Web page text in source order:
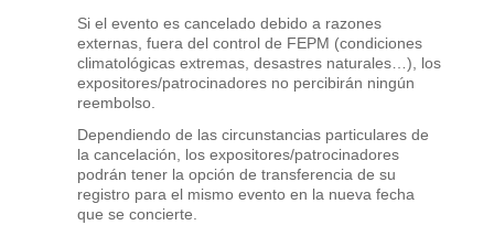
Si el evento es cancelado debido a razones
externas, fuera del control de FEPM (condiciones
climatológicas extremas, desastres naturales…), los
expositores/patrocinadores no percibirán ningún
reembolso.
Dependiendo de las circunstancias particulares de
la cancelación, los expositores/patrocinadores
podrán tener la opción de transferencia de su
registro para el mismo evento en la nueva fecha
que se concierte.